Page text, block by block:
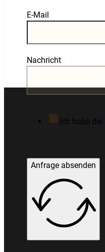
E-Mail
Nachricht
Ich habe die
Anfrage absenden